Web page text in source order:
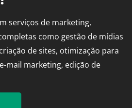
serviços de marketing,
como gestão de mídias
de sites, otimização para
mail marketing, edição de